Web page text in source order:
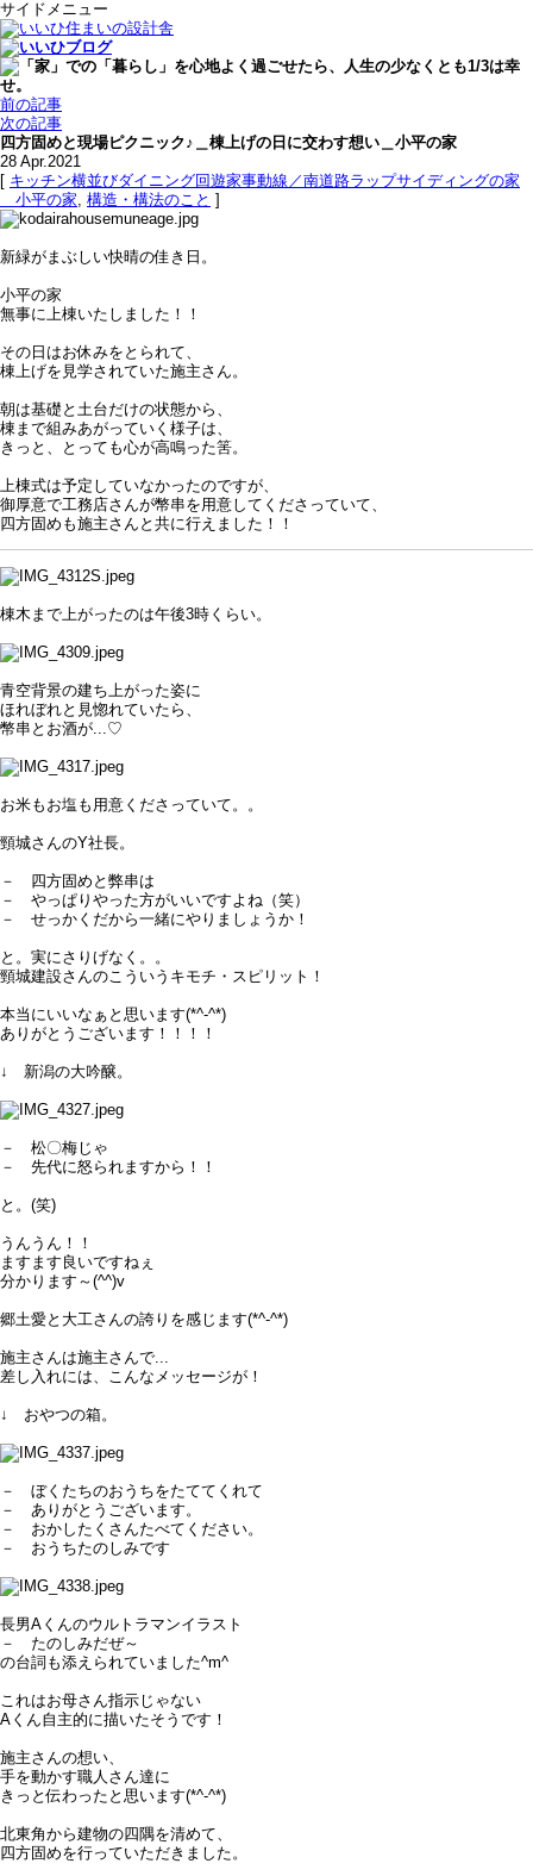
サイドメニュー
前の記事
次の記事
四方固めと現場ピクニック♪＿棟上げの日に交わす想い＿小平の家
28 Apr.2021
[ キッチン横並びダイニング回遊家事動線／南道路ラップサイディングの家
＿小平の家, 構造・構法のこと ]
新緑がまぶしい快晴の佳き日。
小平の家
無事に上棟いたしました！！
その日はお休みをとられて、
棟上げを見学されていた施主さん。
朝は基礎と土台だけの状態から、
棟まで組みあがっていく様子は、
きっと、とっても心が高鳴った筈。
上棟式は予定していなかったのですが、
御厚意で工務店さんが幣串を用意してくださっていて、
四方固めも施主さんと共に行えました！！
棟木まで上がったのは午後3時くらい。
青空背景の建ち上がった姿に
ほれぼれと見惚れていたら、
幣串とお酒が...♡
お米もお塩も用意くださっていて。。
頸城さんのY社長。
－ 四方固めと弊串は
－ やっぱりやった方がいいですよね（笑）
－ せっかくだから一緒にやりましょうか！
と。実にさりげなく。。
頸城建設さんのこういうキモチ・スピリット！
本当にいいなぁと思います(*^-^*)
ありがとうございます！！！！
↓ 新潟の大吟醸。
－ 松〇梅じゃ
－ 先代に怒られますから！！
と。(笑)
うんうん！！
ますます良いですねぇ
分かります～(^^)v
郷土愛と大工さんの誇りを感じます(*^-^*)
施主さんは施主さんで...
差し入れには、こんなメッセージが！
↓ おやつの箱。
－ ぼくたちのおうちをたててくれて
－ ありがとうございます。
－ おかしたくさんたべてください。
－ おうちたのしみです
長男Aくんのウルトラマンイラスト
－ たのしみだぜ～
の台詞も添えられていました^m^
これはお母さん指示じゃない
Aくん自主的に描いたそうです！
施主さんの想い、
手を動かす職人さん達に
きっと伝わったと思います(*^-^*)
北東角から建物の四隅を清めて、
四方固めを行っていただきました。